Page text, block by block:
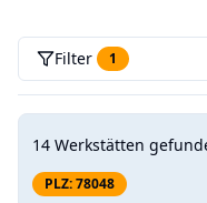
Filter 1
14 Werkstätten
PLZ:78048